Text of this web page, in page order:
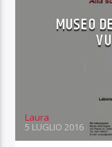
MUSEO
Laura
5 LUGLIO 2016